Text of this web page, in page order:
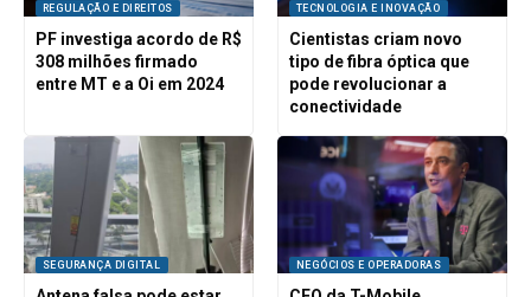
REGULAÇÃO E DIREITOS
PF investiga acordo de R$
308 milhões firmado
entre MT e a Oi em 2024
TECNOLOGIA E INOVAÇÃO
Cientistas criam novo
tipo de fibra óptica que
pode revolucionar a
conectividade
SEGURANÇA DIGITAL NEGÓCIOS E OPERADORAS